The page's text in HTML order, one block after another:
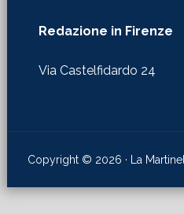
Redazione in Firenze
Via Castelfidardo 24
Copyright © 2026 · La